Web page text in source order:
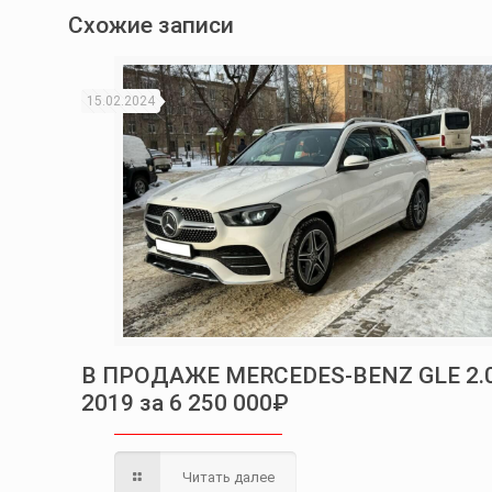
Схожие записи
15.02.2024
В ПРОДАЖЕ MERCEDES-BENZ GLE
2019 за 6 250 000₽
Читать далее